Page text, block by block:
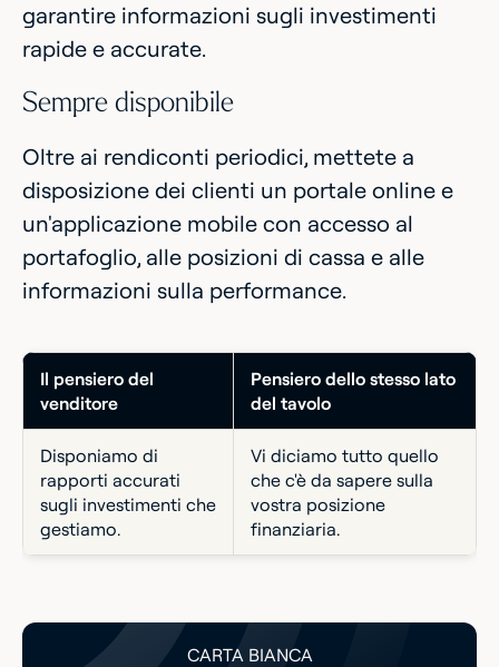
garantire informazioni sugli investimenti
rapide e accurate.
Sempre disponibile
Oltre ai rendiconti periodici, mettete a
disposizione dei clienti un portale online e
un'applicazione mobile con accesso al
portafoglio, alle posizioni di cassa e alle
informazioni sulla performance.
Il pensiero del
venditore
Pensiero dello stesso lato
del tavolo
Disponiamo di
rapporti accurati
sugli investimenti che
gestiamo.
Vi diciamo tutto quello
che c'è da sapere sulla
vostra posizione
finanziaria.
CARTA BIANCA